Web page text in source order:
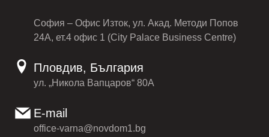
София – Офис Изток, ул. Акад. Методи Попов
24А, ет.4 офис 1 (City Palace Business Centre)
Пловдив, България
ул. „Никола Вапцаров“ 80А
E-mail
office-varna@novdom1.bg